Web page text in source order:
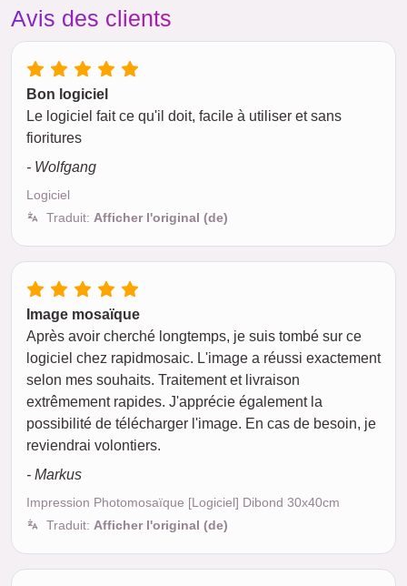
Avis des clients
Bon logiciel
Le logiciel fait ce qu'il doit, facile à utiliser et sans
fioritures
- Wolfgang
Logiciel
Traduit: Afficher l'original (de)
Image mosaïque
Après avoir cherché longtemps, je suis tombé sur ce
logiciel chez rapidmosaic. L'image a réussi exactement
selon mes souhaits. Traitement et livraison
extrêmement rapides. J'apprécie également la
possibilité de télécharger l'image. En cas de besoin, je
reviendrai volontiers.
- Markus
Impression Photomosaïque [Logiciel] Dibond 30x40cm
Traduit: Afficher l'original (de)